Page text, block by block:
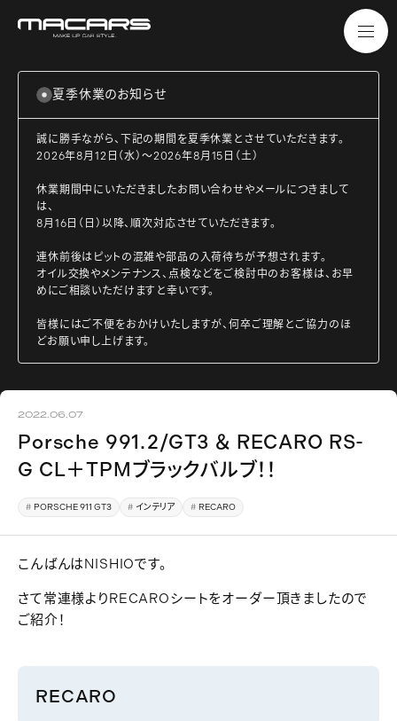
夏季休業のお知らせ
誠に勝手ながら、下記の期間を夏季休業とさせていただきます。
2026年8月12日（水）～2026年8月15日（土）
休業期間中にいただきましたお問い合わせやメールにつきまして
は、
8月16日（日）以降、順次対応させていただきます。
連休前後はピットの混雑や部品の入荷待ちが予想されます。
オイル交換やメンテナンス、点検などをご検討中のお客様は、お早
めにご相談いただけますと幸いです。
皆様にはご不便をおかけいたしますが、何卒ご理解とご協力のほ
どお願い申し上げます。
2022.06.07
Porsche 991.2/GT3 ＆ RECARO RS-
G CL＋TPMブラックバルブ！！
PORSCHE 911 GT3 インテリア RECARO
こんばんはNISHIOです。
さて常連様よりRECAROシートをオーダー頂きましたので
ご紹介！
RECARO